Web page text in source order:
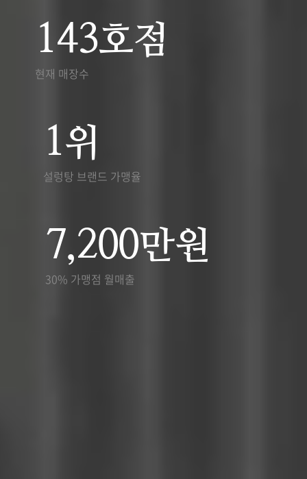
143호점
현재 매장수
1위
설렁탕 브랜드 가맹율
7,200만원
30% 가맹점 월매출